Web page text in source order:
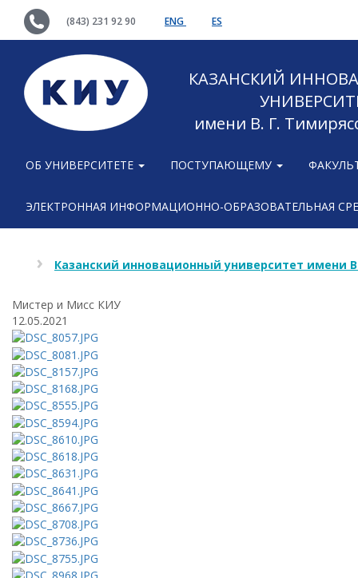
(843) 231 92 90 ENG ES
КАЗАНСКИЙ
имени В. Г.
ОБ УНИВЕРСИТЕТЕ ПОСТУПАЮЩЕМУ
ЭЛЕКТРОННАЯ ИНФОРМАЦИОННО-ОБРАЗОВАТЕЛЬНАЯ
Казанский инновационный университет имени
Мистер и Мисс КИУ
12.05.2021